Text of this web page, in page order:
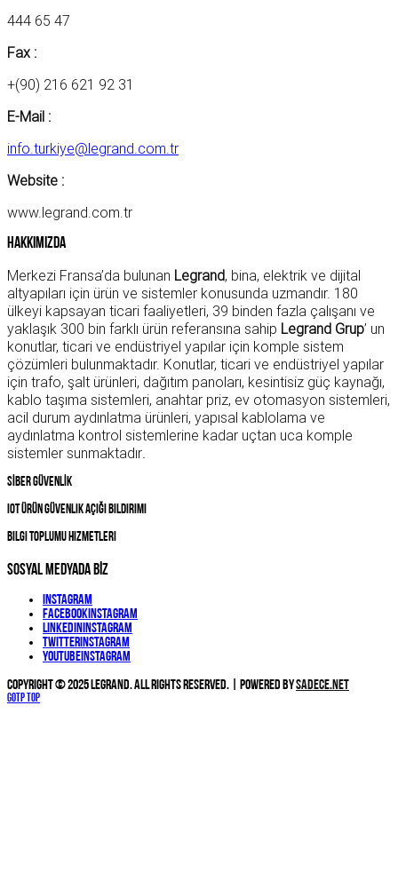
444 65 47
Fax :
+(90) 216 621 92 31
E-Mail :
info.turkiye@legrand.com.tr
Website :
www.legrand.com.tr
Hakkımızda
Merkezi Fransa’da bulunan Legrand, bina, elektrik ve dijital
altyapıları için ürün ve sistemler konusunda uzmandır. 180
ülkeyi kapsayan ticari faaliyetleri, 39 binden fazla çalışanı ve
yaklaşık 300 bin farklı ürün referansına sahip Legrand Grup’ un
konutlar, ticari ve endüstriyel yapılar için komple sistem
çözümleri bulunmaktadır. Konutlar, ticari ve endüstriyel yapılar
için trafo, şalt ürünleri, dağıtım panoları, kesintisiz güç kaynağı,
kablo taşıma sistemleri, anahtar priz, ev otomasyon sistemleri,
acil durum aydınlatma ürünleri, yapısal kablolama ve
aydınlatma kontrol sistemlerine kadar uçtan uca komple
sistemler sunmaktadır
SİBER GÜVENLİK
IOT Ürün Güvenlik Açığı Bildirimi
Bilgi Toplumu Hizmetleri
SOSYAL MEDYADA BİZ
Instagram
Facebook Instagram
Linkedin Instagram
Twitter Instagram
YouTube Instagram
Copyright © 2025 Legrand. All Rights Reserved. | Powered bySadece.NET
Gotp Top